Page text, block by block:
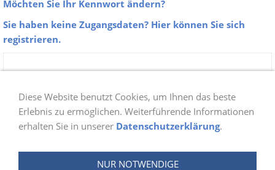
Möchten Sie Ihr Kennwort ändern?
Sie haben keine Zugangsdaten? Hier können Sie sich
registrieren.
Zu unseren Galerien erhalten nur Aktive
Mitglieder der Abteilung Schwimmen Zugang.
Sobald du dich bei uns angemeldet hast, prüfen
wir ob du berechtigt bist und schalten danach
deinen Login frei. Die Freischaltung wird ein bis
zwei Tage in Anspruch nehmen.
Diese Website benutzt Cookies, um Ihnen das beste
Erlebnis zu ermöglichen. Weiterführende Informationen
erhalten Sie in unserer Datenschutzerklärung.
NUR NOTWENDIGE